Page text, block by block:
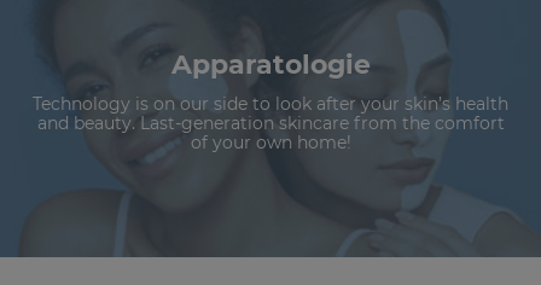
Apparatologie
Technology is on our side to look after your skin’s health
and beauty. Last-generation skincare from the comfort
of your own home!